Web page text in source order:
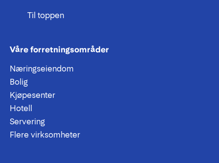
Til toppen
Våre forretningsområder
Næringseiendom
Bolig
Kjøpesenter
Hotell
Servering
Flere virksomheter